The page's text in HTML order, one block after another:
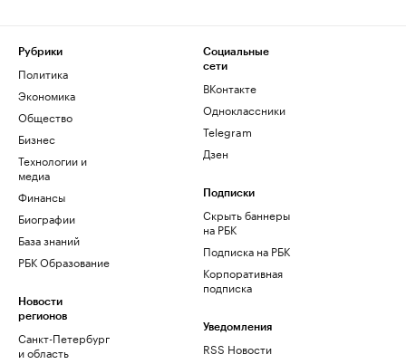
Рубрики
Политика
Экономика
Общество
Бизнес
Технологии и
медиа
Финансы
Биографии
База знаний
РБК Образование
Новости
регионов
Санкт-Петербург
и область
Социальные
сети
ВКонтакте
Одноклассники
Telegram
Дзен
Подписки
Скрыть баннеры
на РБК
Подписка на РБК
Корпоративная
подписка
Уведомления
RSS Новости